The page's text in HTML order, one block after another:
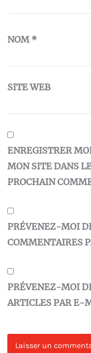
NOM*
SITE WEB
ENREGISTRER
MON SITE DANS
PROCHAIN
PRÉVENEZ-MOI
COMMENTAIRES
PRÉVENEZ-MOI
ARTICLES PAR E-